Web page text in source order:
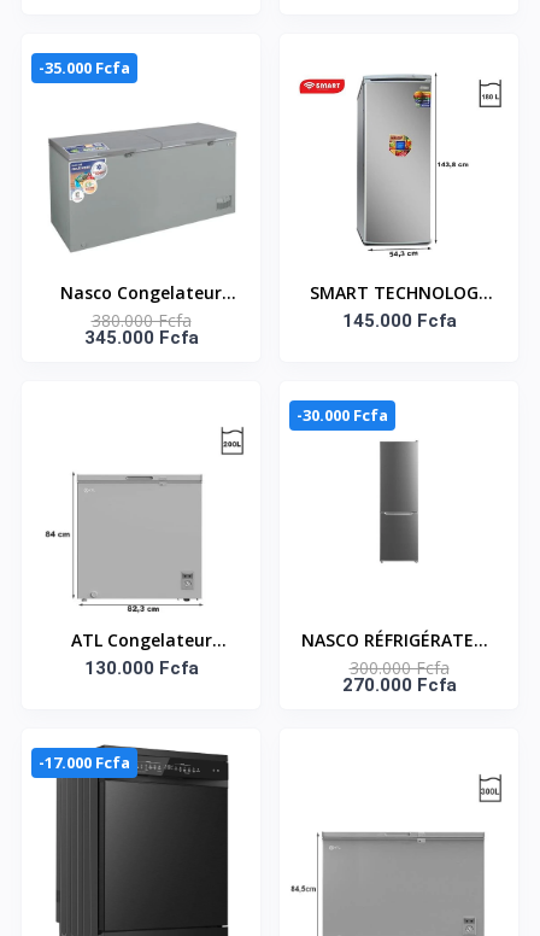
-35.000 Fcfa
Nasco Congelateur
Horizontal - NAS-
900FL-DD-DS - Dark
380.000 Fcfa
345.000 Fcfa
SMART TECHNOLOGY
Congélateur Vertical 6
145.000 Fcfa
ATL Congelateur
Horizontal - 200L -
130.000 Fcfa
-30.000 Fcfa
NASCO RÉFRIGÉRATEUR
COMBINÉ 326 LITRES –
MNASD2-450N1
300.000 Fcfa
270.000 Fcfa
-17.000 Fcfa